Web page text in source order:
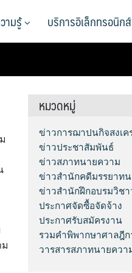
ามรู้ บริการอิเล็กทรอนิกส์
หมวดหมู่
ข่าวการฌาปนกิจสงเค
ข่าวประชาสัมพันธ์
ข่าวสภาทนายความ
ข่าวสำนักคดีมรรยาท
ข่าวสำนักฝึกอบรมวิชา
ประกาศจัดซื้อจัดจ้าง
ประกาศรับสมัครงาน
รวมคำพิพากษาศาลฎีก
วารสารสภาทนายควา